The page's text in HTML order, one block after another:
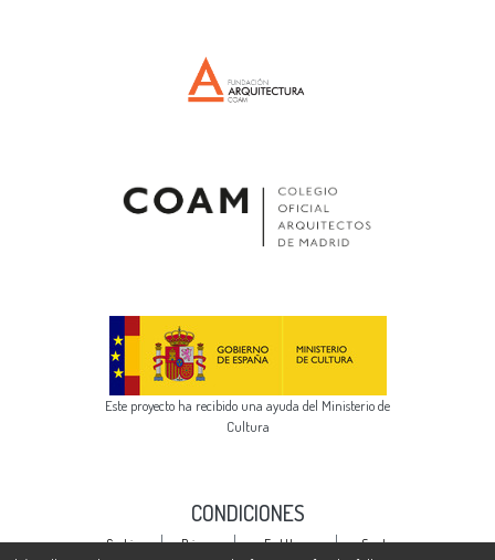
Este proyecto ha recibido una ayuda del Ministerio de
Cultura
CONDICIONES
Cookie
Privacy
End User
Send